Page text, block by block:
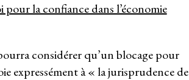
pour la confiance dans l’économie
considérer qu’un blocage pour
expressément à « la jurisprudence de